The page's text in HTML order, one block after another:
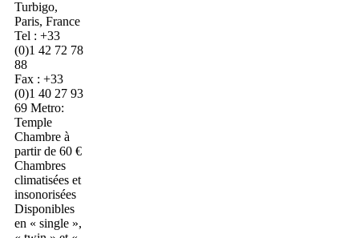
Turbigo,
Paris, France
Tel : +33
(0)1 42 72 78
88
Fax : +33
(0)1 40 27 93
69 Metro:
Temple
Chambre à
partir de 60 €
Chambres
climatisées et
insonorisées
Disponibles
en « single »,